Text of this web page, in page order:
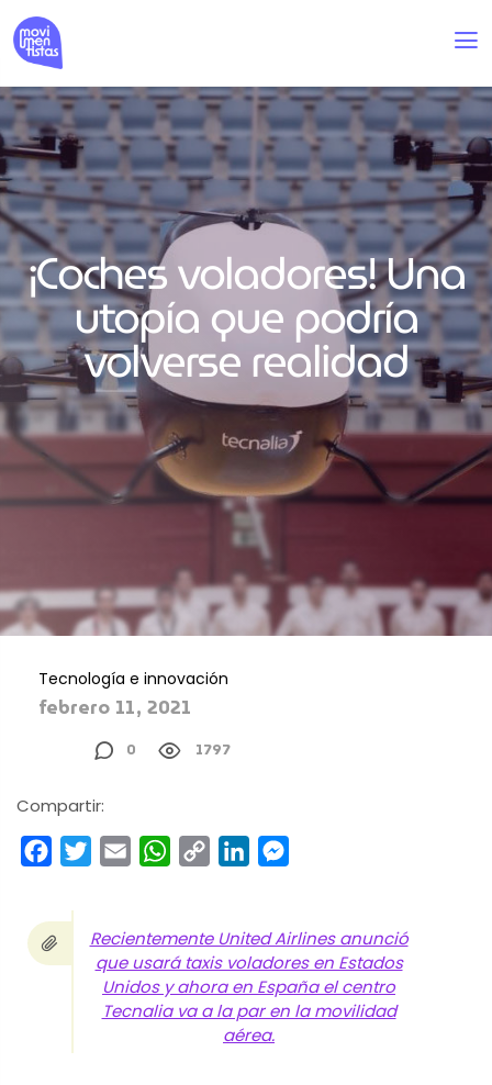
¡Coches voladores! Una
utopía que podría
volverse realidad
Tecnología e innovación
febrero 11, 2021
0 1797
Compartir:
FacebookTwitterEmail WhatsApp
Copy
LinkedIn
Recientemente United Airlines anunció
que usará taxis voladores en Estados
Unidos y ahora en España el centro
Tecnalia va a la par en la movilidad
aérea.